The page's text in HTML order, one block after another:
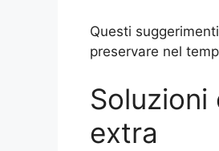
Questi
preservare nel
extra